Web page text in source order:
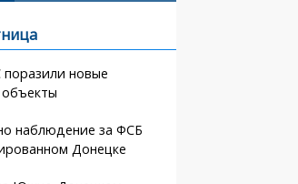
новые
наблюдение за ФСБ
Донецке